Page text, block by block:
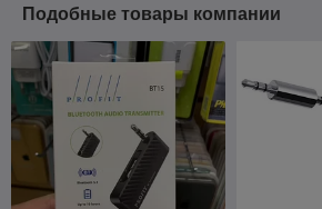
Подобные товары компании